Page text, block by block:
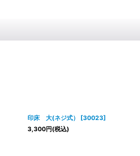
印床 大(ネジ式） [30023]
3,300円(税込)